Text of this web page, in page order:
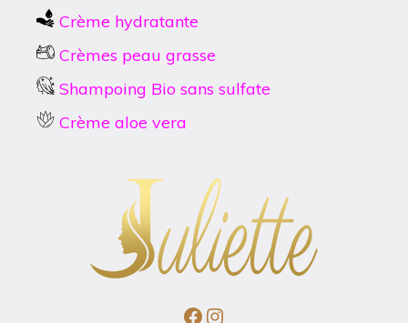
Crème hydratante
Crèmes peau grasse
Shampoing Bio sans sulfate
Crème aloe vera
Facebook
Instagram